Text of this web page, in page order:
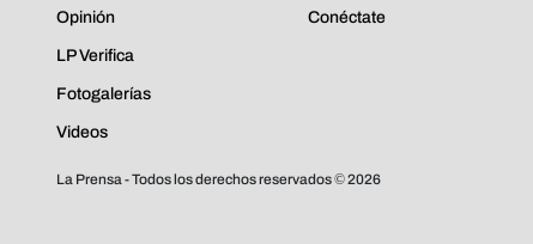
Opinión
LP Verifica
Fotogalerías
Videos
Conéctate
La Prensa - Todos los derechos reservados ©2026